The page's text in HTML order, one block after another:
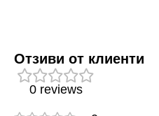
Отзиви от клиенти
0 reviews